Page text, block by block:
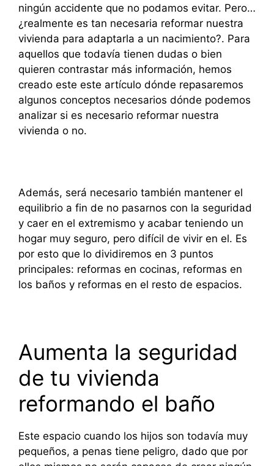
ningún accidente que no podamos evitar. Pero…
¿realmente es tan necesaria reformar nuestra
vivienda para adaptarla a un nacimiento?. Para
aquellos que todavía tienen dudas o bien
quieren contrastar más información, hemos
creado este este artículo dónde repasaremos
algunos conceptos necesarios dónde podemos
analizar si es necesario reformar nuestra
vivienda o no.
Además, será necesario también mantener el
equilibrio a fin de no pasarnos con la seguridad
y caer en el extremismo y acabar teniendo un
hogar muy seguro, pero difícil de vivir en el. Es
por esto que lo dividiremos en 3 puntos
principales: reformas en cocinas, reformas en
los baños y reformas en el resto de espacios.
Aumenta la seguridad
de tu vivienda
reformando el baño
Este espacio cuando los hijos son todavía muy
pequeños, a penas tiene peligro, dado que por